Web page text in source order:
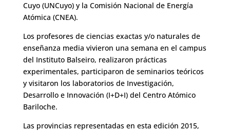
Cuyo (UNCuyo) y la Comisión Nacional de Energía
Atómica (CNEA).
Los profesores de ciencias exactas y/o naturales de
enseñanza media vivieron una semana en el campus
del Instituto Balseiro, realizaron prácticas
experimentales, participaron de seminarios teóricos
y visitaron los laboratorios de Investigación,
Desarrollo e Innovación (I+D+I) del Centro Atómico
Bariloche.
Las provincias representadas en esta edición 2015,